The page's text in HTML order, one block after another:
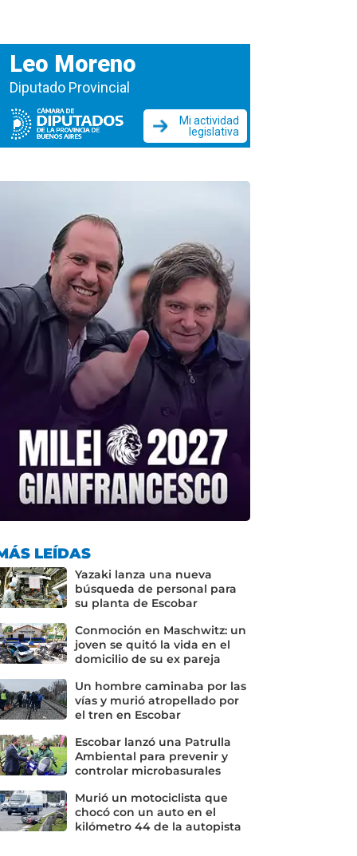
LEÍDAS
Yazaki lanza una nueva
búsqueda de personal para
su planta de Escobar
Conmoción en Maschwitz: un
joven se quitó la vida en el
domicilio de su ex pareja
Un hombre caminaba por las
vías y murió atropellado por
el tren en Escobar
Escobar lanzó una Patrulla
Ambiental para prevenir y
controlar microbasurales
Murió un motociclista que
chocó con un auto en el
kilómetro 44 de la autopista